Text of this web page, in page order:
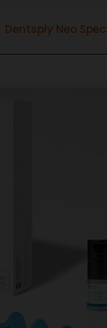
Dentsply Neo